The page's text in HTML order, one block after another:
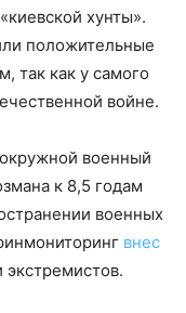
хунты».
положительные
так как у самого
войне.
военный
к 8,5 годам
военных
внес
экстремистов.